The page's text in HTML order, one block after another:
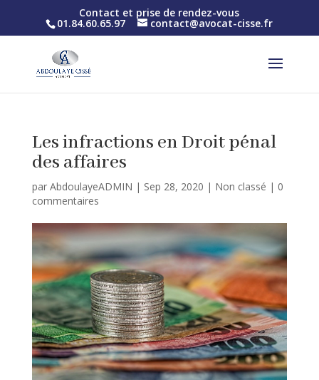
Contact et prise de rendez-vous
01.84.60.65.97 contact@avocat-cisse.fr
Les infractions en Droit pénal
des affaires
par AbdoulayeADMIN | Sep 28, 2020 | Non classé | 0
commentaires